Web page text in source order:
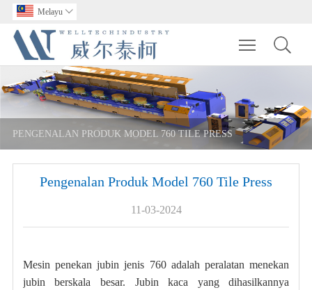
Melayu 
Toggle
PENGENALAN PRODUK MODEL 760 TILE PRESS
Pengenalan Produk Model 760 Tile Press
11-03-2024
Mesin penekan jubin jenis 760 adalah peralatan menekan
jubin berskala besar. Jubin kaca yang dihasilkannya